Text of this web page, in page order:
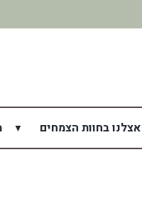
אצלנו בחוות הצמחים